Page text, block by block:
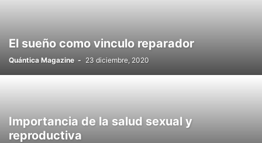
El sueño como vinculo reparador
Quántica Magazine - 23 diciembre, 2020
Importancia de la salud sexual y
reproductiva